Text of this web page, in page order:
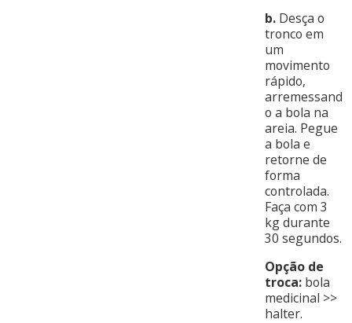
b.Desça o
tronco em
um
movimento
rápido,
arremessand
o a bola na
areia. Pegue
a bola e
retorne de
forma
controlada.
Faça com 3
kg durante
30 segundos.
Opção de
troca:bola
medicinal >>
halter.